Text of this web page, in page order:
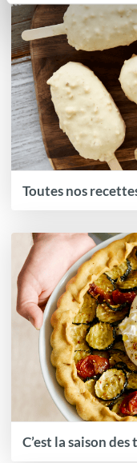
Toutes nos
C’est la saison